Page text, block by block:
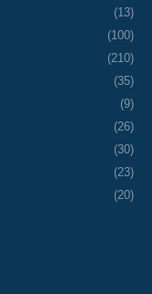
(13)
(100)
(210)
(35)
(9)
(26)
(30)
(23)
(20)